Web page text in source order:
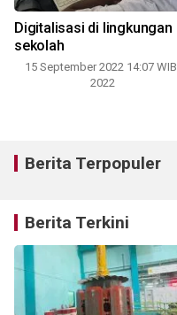
Digitalisasi di lingkungan
sekolah
15 September 2022 14:07 WIB,
2022
Berita Terpopuler
Berita Terkini